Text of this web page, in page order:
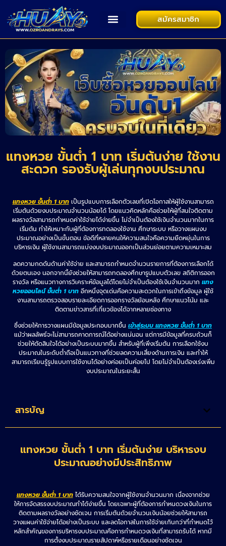
สมัครสมาชิก
แทงหวย ขั้นต่ำ 1 บาท เริ่มต้นง่าย ใช้งาน
สะดวก รองรับผู้เล่นทุกงบประมาณ
แทงหวย ขั้นต่ำ 1 บาทเป็นรูปแบบการเลือกตัวเลขที่เปิดโอกาสให้ผู้ใช้งานสามารถ
เริ่มต้นด้วยงบประมาณจำนวนน้อยได้ โดยแนวคิดหลักคือช่วยให้ผู้ที่สนใจติดตาม
ผลรางวัลสามารถกำหนดค่าใช้จ่ายได้ง่ายขึ้น ไม่จำเป็นต้องใช้เงินจำนวนมากในการ
เริ่มต้น ทำให้เหมาะกับผู้ที่ต้องการทดลองใช้งาน ศึกษาระบบ หรือวางแผนงบ
ประมาณอย่างเป็นขั้นตอน ข้อดีที่หลายคนให้ความสนใจคือความยืดหยุ่นในการ
บริหารเงิน ผู้ใช้งานสามารถแบ่งงบประมาณออกเป็นส่วนย่อยตามความเหมาะสม
ลดความกดดันด้านค่าใช้จ่าย และสามารถกำหนดจำนวนรายการที่ต้องการเลือกได้
ด้วยตนเอง นอกจากนี้ยังช่วยให้สามารถทดลองศึกษารูปแบบตัวเลข สถิติการออก
รางวัล หรือแนวทางการวิเคราะห์ข้อมูลได้โดยไม่จำเป็นต้องใช้เงินจำนวนมาก แทง
หวยออนไลน์ ขั้นต่ำ 1 บาท อีกหนึ่งจุดเด่นคือความสะดวกในการเข้าถึงข้อมูล ผู้ใช้
งานสามารถตรวจสอบรายละเอียดการออกรางวัลย้อนหลัง ศึกษาแนวโน้ม และ
ติดตามข่าวสารที่เกี่ยวข้องได้จากหลายช่องทาง
ซึ่งช่วยให้การวางแผนมีข้อมูลประกอบมากขึ้น เข้าสู่ระบบ แทงหวย ขั้นต่ำ 1 บาท
แม้ว่าผลลัพธ์จะไม่สามารถคาดการณ์ได้อย่างแน่นอน แต่การมีข้อมูลที่ครบถ้วนก็
ช่วยให้ตัดสินใจได้อย่างเป็นระบบมากขึ้น สำหรับผู้ที่เพิ่งเริ่มต้น การเลือกใช้งบ
ประมาณในระดับต่ำถือเป็นแนวทางที่ช่วยลดความเสี่ยงด้านการเงิน และทำให้
สามารถเรียนรู้รูปแบบการใช้งานได้อย่างค่อยเป็นค่อยไป โดยไม่จำเป็นต้องเร่งเพิ่ม
งบประมาณในระยะสั้น
สารบัญ
แทงหวย ขั้นต่ำ 1 บาท เริ่มต้นง่าย บริหารงบ
ประมาณอย่างมีประสิทธิภาพ
แทงหวย ขั้นต่ำ 1 บาทได้รับความสนใจจากผู้ใช้งานจำนวนมาก เนื่องจากช่วย
ให้การจัดสรรงบประมาณทำได้ง่ายขึ้น โดยเฉพาะผู้ที่ต้องการกำหนดวงเงินในการ
ติดตามผลรางวัลอย่างชัดเจน การเริ่มต้นด้วยจำนวนเงินน้อยช่วยให้สามารถ
วางแผนค่าใช้จ่ายได้อย่างเป็นระบบ และลดโอกาสในการใช้จ่ายเกินกว่าที่กำหนดไว้
หลักสำคัญของการบริหารงบประมาณคือการกำหนดวงเงินที่สามารถรับได้ หากมี
การตั้งงบประมาณรายสัปดาห์หรือรายเดือนอย่างชัดเจน